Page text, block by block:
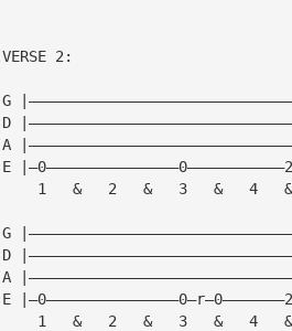
VERSE 2:
G
D
A
E
1   &   2   &   3   &   4
G
D
A
E
1   &   2   &   3   &   4